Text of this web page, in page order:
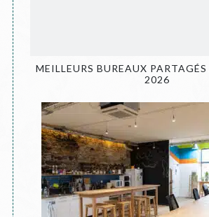
MEILLEURS BUREAUX PARTAGÉS
2026